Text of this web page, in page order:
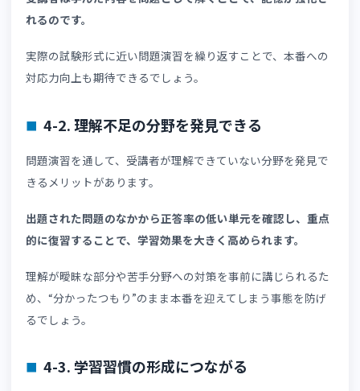
受講者は学習後すぐに理解したかどうかを確認でき、講座
営者は結果を分析して学習支援に活用できます。
されやすい資格講座において、受講者の学習効果向上や運
くことで、試験に対応できる応用力を身につけられます。
こでは、資格講座こそLMSの問題演習機能を活用するべき
由を解説します。
4-1. 知識の定着を促進できる